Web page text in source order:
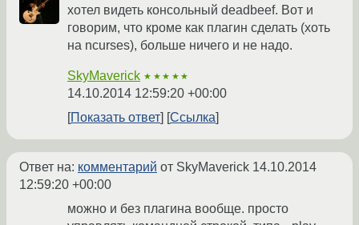
хотел видеть консольный deadbeef. Вот и
говорим, что кроме как плагин сделать (хоть
на ncurses), больше ничего и не надо.
SkyMaverick ★★★★★
14.10.2014 12:59:20 +00:00
Показать ответ
Ссылка
Ответ на: комментарий от SkyMaverick 14.10.2014
12:59:20 +00:00
можно и без плагина вообще. просто